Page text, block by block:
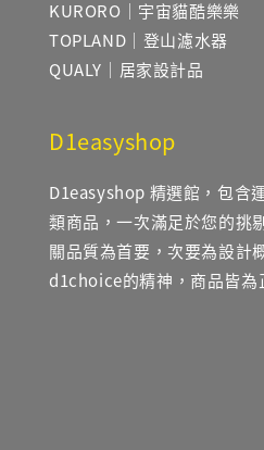
KURORO｜宇宙貓酷樂樂
TOPLAND｜登山濾水器
QUALY｜居家設計品
D1easyshop
D1easyshop 精選館，包含
類商品，一次滿足於您的挑
關品質為首要，次要為設計
d1choice的精神，商品皆為